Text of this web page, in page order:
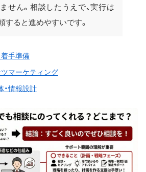
せん。相談したうえで、実行は
すると進めやすいです。
着手準備
マーケティング
・情報設計